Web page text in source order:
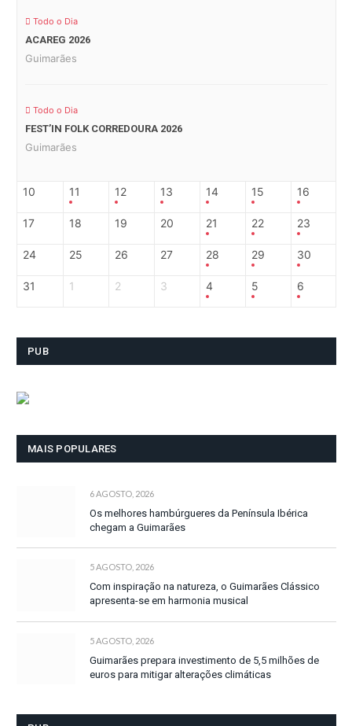
Todo o Dia
ACAREG 2026
Guimarães
Todo o Dia
FEST’IN FOLK CORREDOURA 2026
Guimarães
10 11 12 13 14 15 16
17 18 19 20 21 22 23
24 25 26 27 28 29 30
31 1 2 3 4 5 6
PUB
MAIS POPULARES
6 AGOSTO, 2026
Os melhores hambúrgueres da Península Ibérica
chegam a Guimarães
5 AGOSTO, 2026
Com inspiração na natureza, o Guimarães Clássico
apresenta-se em harmonia musical
5 AGOSTO, 2026
Guimarães prepara investimento de 5,5 milhões de
euros para mitigar alterações climáticas